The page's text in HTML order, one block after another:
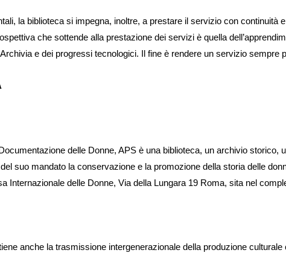
la biblioteca si impegna, inoltre, a prestare il servizio con
che sottende alla prestazione dei servizi è quella
e dei progressi tecnologici. Il fine è rendere un servizio sempre
delle Donne, APS è una biblioteca, un archivio storico,
suo mandato la conservazione e la promozione della storia delle
Internazionale delle Donne, Via della Lungara 19 Roma, sita nel
anche la trasmissione intergenerazionale della produzione